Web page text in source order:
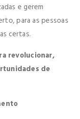
e gerem
para as pessoas
certas.
revolucionar,
de